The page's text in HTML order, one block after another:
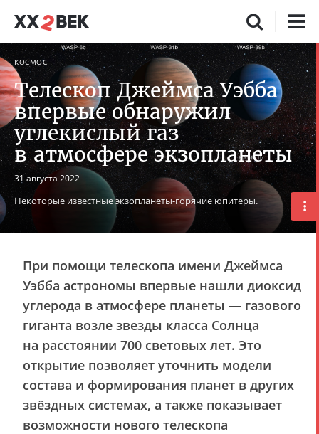
КОСМОС
Телескоп Джеймса Уэбба
впервые обнаружил
углекислый газ
в атмосфере экзопланеты
31 августа 2022
Некоторые известные экзопланеты-горячие юпитеры.
При помощи телескопа имени Джеймса
Уэбба астрономы впервые нашли диоксид
углерода в атмосфере планеты — газового
гиганта возле звезды класса Солнца
на расстоянии 700 световых лет. Это
открытие позволяет уточнить модели
состава и формирования планет в других
звёздных системах, а также показывает
возможности нового телескопа